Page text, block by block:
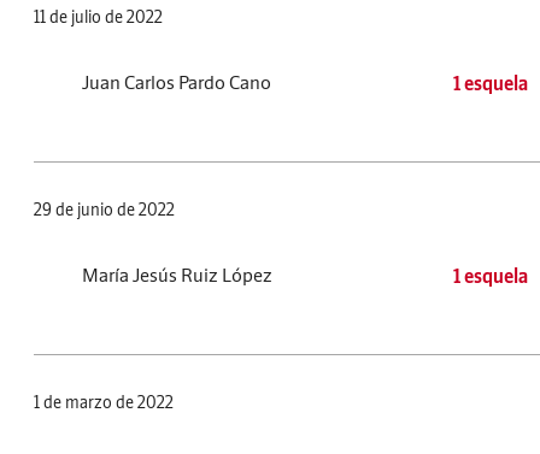
11 de julio de 2022
Juan Carlos Pardo Cano 1 esquela
29 de junio de 2022
María Jesús Ruiz López 1 esquela
1 de marzo de 2022